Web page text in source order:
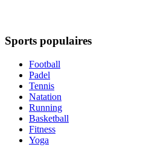
Sports populaires
Football
Padel
Tennis
Natation
Running
Basketball
Fitness
Yoga